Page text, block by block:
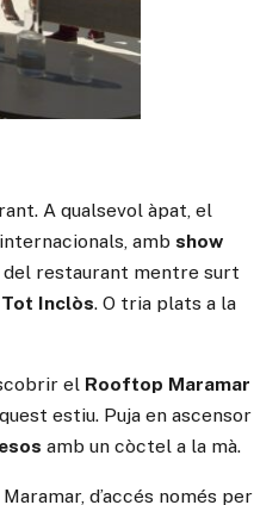
A qualsevol àpat, el
ambshow
del restaurant mentre surt
Tot Inclòs. O tria plats a la
el Rooftop Maramar
estiu. Puja en ascensor
amb un còctel a la mà.
d’accés només per